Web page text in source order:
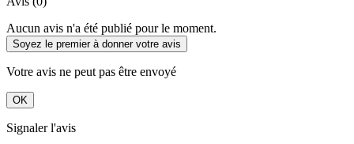
Aucun avis n'a été publié pour le moment.
Soyez le premier à donner votre avis
Votre avis ne peut pas être envoyé
OK
Signaler l'avis